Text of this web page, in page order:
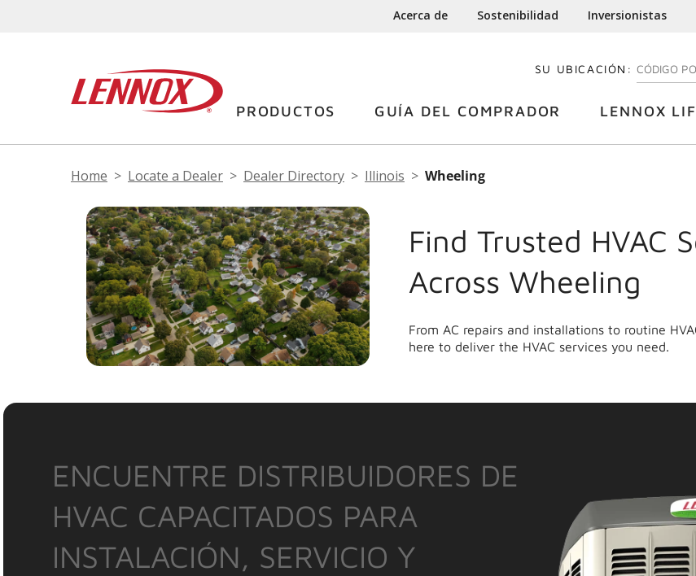
Acerca de Sostenibilidad Inversionistas
SU UBICACIÓN: INGRESE
PRODUCTOS GUÍA DEL COMPRADOR LENNOX
Home Locate a Dealer Dealer Directory Illinois Wheeling
Find Trusted HVAC
Across Wheeling
From AC repairs and installations to routine
here to deliver the HVAC services you need.
ENCUENTRE DISTRIBUIDORES DE
HVAC CAPACITADOS PARA
INSTALACIÓN, SERVICIO Y